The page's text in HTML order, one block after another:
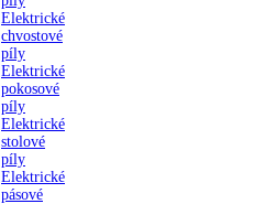
Elektrické
chvostové
píly
Elektrické
pokosové
píly
Elektrické
stolové
píly
Elektrické
pásové